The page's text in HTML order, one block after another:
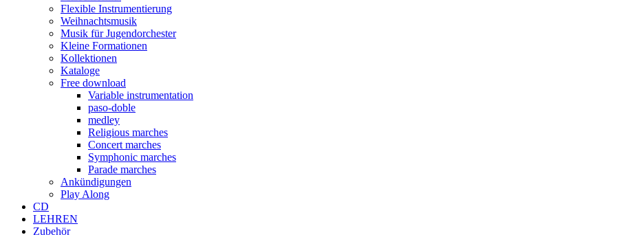
Flexible Instrumentierung
Weihnachtsmusik
Musik für Jugendorchester
Kleine Formationen
Kollektionen
Kataloge
Free download
Variable instrumentation
paso-doble
medley
Religious marches
Concert marches
Symphonic marches
Parade marches
Ankündigungen
Play Along
CD
LEHREN
Zubehör